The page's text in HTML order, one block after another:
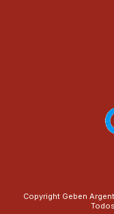
Copyright Geben